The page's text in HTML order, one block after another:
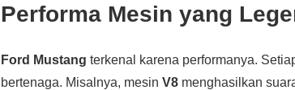
Performa Mesin yang
Ford Mustang terkenal karena performanya.
bertenaga. Misalnya, mesinV8 menghasilkan